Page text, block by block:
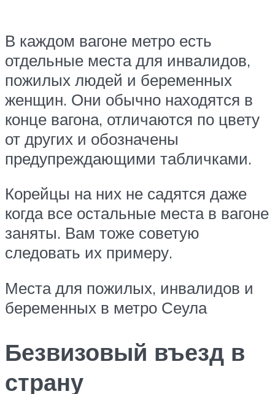
В каждом вагоне метро есть
отдельные места для инвалидов,
пожилых людей и беременных
женщин. Они обычно находятся в
конце вагона, отличаются по цвету
от других и обозначены
предупреждающими табличками.
Корейцы на них не садятся даже
когда все остальные места в вагоне
заняты. Вам тоже советую
следовать их примеру.
Места для пожилых, инвалидов и
беременных в метро Сеула
Безвизовый въезд в
страну